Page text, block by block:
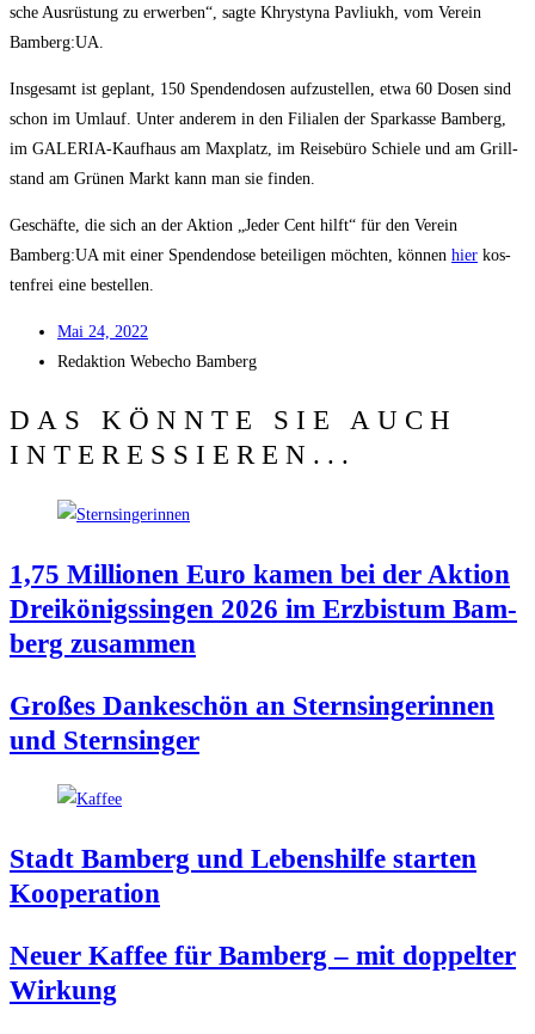
sche Aus­rüs­tung zu erwer­ben“, sag­te Khry­sty­na Pav­li­ukh, vom Ver­ein
Bamberg:UA.
Ins­ge­samt ist geplant, 150 Spen­den­do­sen auf­zu­stel­len, etwa 60 Dosen sind
schon im Umlauf. Unter ande­rem in den Filia­len der Spar­kas­se Bam­berg,
im GALE­RIA-Kauf­haus am Max­platz, im Rei­se­bü­ro Schie­le und am Grill­
stand am Grü­nen Markt kann man sie finden.
Geschäf­te, die sich an der Akti­on „Jeder Cent hilft“ für den Ver­ein
Bamberg:UA mit einer Spen­den­do­se betei­li­gen möch­ten, kön­nen hier kos­
ten­frei eine bestellen.
Mai 24, 2022
Redak­ti­on Web­echo Bamberg
DAS KÖNNTE SIE AUCH
INTERESSIEREN...
1,75 Mil­lio­nen Euro kamen bei der Akti­on
Drei­kö­nigs­sin­gen 2026 im Erz­bis­tum Bam­
berg zusammen
Gro­ßes Dan­ke­schön an Stern­sin­ge­rin­nen
und Sternsinger
Stadt Bam­berg und Lebens­hil­fe star­ten
Kooperation
Neu­er Kaf­fee für Bam­berg – mit dop­pel­ter
Wirkung